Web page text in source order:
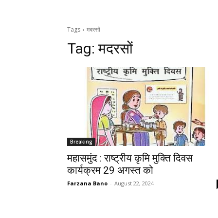
Tags मदरसों
Tag:मदरसों
Breaking
महासमुंद : राष्ट्रीय कृमि मुक्ति दिवस
कार्यक्रम 29 अगस्त को
Farzana Bano - August 22, 2024